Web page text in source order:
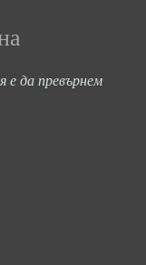
е да превърнем